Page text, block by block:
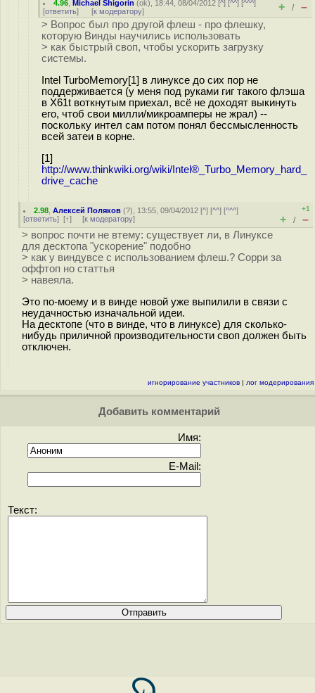
4.96 ,Michael Shigorin (ok), 18:44, 08/04/2012 [^] [^^] [^^^]
[ответить] [к модератору] + / –
> Вопрос был про другой флеш - про флешку,
которую Винды научились использовать
> как быстрый своп, чтобы ускорить загрузку
системы.
Intel TurboMemory[1] в линуксе до сих пор не
поддерживается (у меня под руками гиг такого флэша
в X61t воткнутым приехал, всё не доходят выкинуть
его, чтоб свои милли/микроамперы не жрал) --
поскольку интел сам потом понял бессмысленность
всей затеи в корне.
[1]
http://www.thinkwiki.org/wiki/Intel®_Turbo_Memory_hard_
drive_cache
2.98 ,Алексей Поляков (?), 13:55, 09/04/2012 [^] [^^] [^^^]
[ответить] [↑] [к модератору]
+1
+ / –
> вопрос почти не втему: существует ли, в Линуксе
для десктопа "ускорение" подобно
> как у виндувсе с использованием флеш.? Сорри за
оффтоп но статтья
> навеяла.
Это по-моему и в винде новой уже выпилили в связи с
неудачностью изначальной идеи.
На десктопе (что в винде, что в линуксе) для сколько-
нибудь приличной производительности своп должен быть
отключен.
игнорирование участников | лог модерирования
Добавить комментарий
Имя:
E-Mail:
Текст: